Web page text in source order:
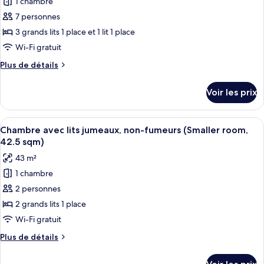
Supérieure
photos
pour
ce
type
chambre :
Confort,
non-
fumeurs
7 personnes
3 grands lits 1 place et 1 lit 1 place
Wi-Fi gratuit
Plus de détails
Plus
le
type
de
chambre
Chambre
Triple
Confort,
non-
fumeurs
Voir les prix
Afficher
toutes
les
photos
pour
ce
type
de
chambre :
Chambre
Une chambre d’hôtel moderne
6
Chambre avec lits jumeaux, non-fumeurs (Smaller room,
42.5 sqm)
43 m²
1 chambre
2 personnes
2 grands lits 1 place
Wi-Fi gratuit
Plus de détails
Plus